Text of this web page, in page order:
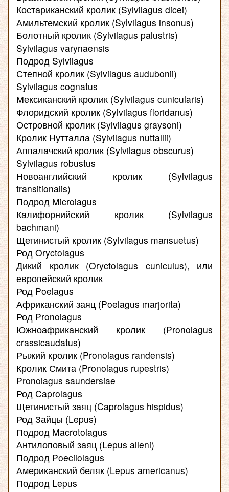
Костариканский кролик (Sylvilagus dicei)
Амильтемский кролик (Sylvilagus insonus)
Болотный кролик (Sylvilagus palustris)
Sylvilagus varynaensis
Подрод Sylvilagus
Степной кролик (Sylvilagus audubonii)
Sylvilagus cognatus
Мексиканский кролик (Sylvilagus cunicularis)
Флоридский кролик (Sylvilagus floridanus)
Островной кролик (Sylvilagus graysoni)
Кролик Нутталла (Sylvilagus nuttallii)
Аппалачский кролик (Sylvilagus obscurus)
Sylvilagus robustus
Новоанглийский кролик (Sylvilagus
transitionalis)
Подрод Microlagus
Калифорнийский кролик (Sylvilagus
bachmani)
Щетинистый кролик (Sylvilagus mansuetus)
Род Oryctolagus
Дикий кролик (Oryctolagus cuniculus), или
европейский кролик
Род Poelagus
Африканский заяц (Poelagus marjorita)
Род Pronolagus
Южноафриканский кролик (Pronolagus
crassicaudatus)
Рыжий кролик (Pronolagus randensis)
Кролик Смита (Pronolagus rupestris)
Pronolagus saundersiae
Род Caprolagus
Щетинистый заяц (Caprolagus hispidus)
Род Зайцы (Lepus)
Подрод Macrotolagus
Антилоповый заяц (Lepus alleni)
Подрод Poecilolagus
Американский беляк (Lepus americanus)
Подрод Lepus